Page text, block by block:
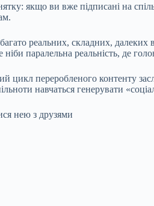
якщо ви вже підписані на
реальних, складних, далеких
ніби паралельна реальність, де
цикл переробленого контенту
навчаться генерувати
нею з друзями